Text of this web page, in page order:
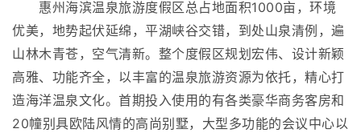
惠州海滨温泉旅游度假区总占地面积1000亩，环境
优美，地势起伏延绵，平湖峡谷交错，到处山泉清例，遍
山林木青苍，空气清新。整个度假区规划宏伟、设计新颖
高雅、功能齐全，以丰富的温泉旅游资源为依托，精心打
造海洋温泉文化。首期投入使用的有各类豪华商务客房和
20幢别具欧陆风情的高尚别墅，大型多功能的会议中心以